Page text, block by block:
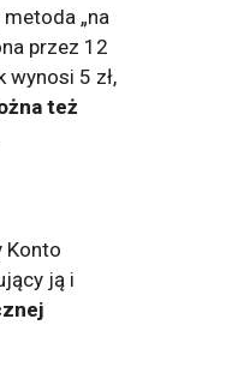
„na
przez 12
wynosi 5 zł,
też
Konto
ją i